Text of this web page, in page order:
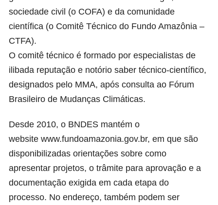
sociedade civil (o COFA) e da comunidade
científica (o Comitê Técnico do Fundo Amazônia –
CTFA).
O comitê técnico é formado por especialistas de
ilibada reputação e notório saber técnico-científico,
designados pelo MMA, após consulta ao Fórum
Brasileiro de Mudanças Climáticas.
Desde 2010, o BNDES mantém o
website www.fundoamazonia.gov.br, em que são
disponibilizadas orientações sobre como
apresentar projetos, o trâmite para aprovação e a
documentação exigida em cada etapa do
processo. No endereço, também podem ser